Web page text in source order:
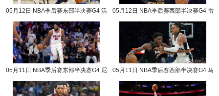
05月12日 NBA季后赛东部半决赛G4 活
05月12日 NBA季后赛西部半决赛G4 雷
05月11日 NBA季后赛东部半决赛G4 尼
05月11日 NBA季后赛西部半决赛G4 马